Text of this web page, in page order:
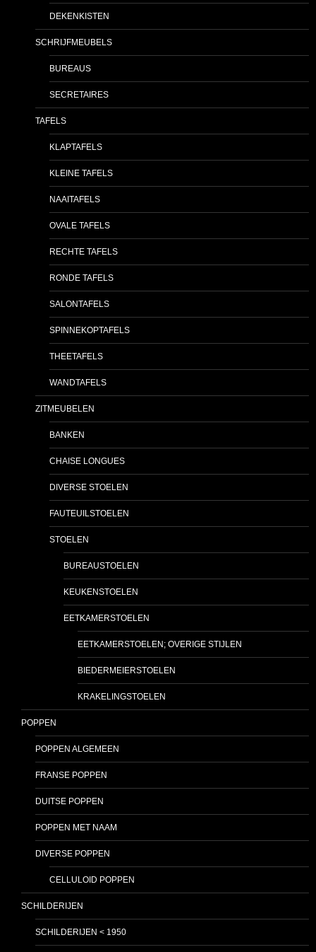
DEKENKISTEN
SCHRIJFMEUBELS
BUREAUS
SECRETAIRES
TAFELS
KLAPTAFELS
KLEINE TAFELS
NAAITAFELS
OVALE TAFELS
RECHTE TAFELS
RONDE TAFELS
SALONTAFELS
SPINNEKOPTAFELS
THEETAFELS
WANDTAFELS
ZITMEUBELEN
BANKEN
CHAISE LONGUES
DIVERSE STOELEN
FAUTEUILSTOELEN
STOELEN
BUREAUSTOELEN
KEUKENSTOELEN
EETKAMERSTOELEN
EETKAMERSTOELEN; OVERIGE STIJLEN
BIEDERMEIERSTOELEN
KRAKELINGSTOELEN
POPPEN
POPPEN ALGEMEEN
FRANSE POPPEN
DUITSE POPPEN
POPPEN MET NAAM
DIVERSE POPPEN
CELLULOID POPPEN
SCHILDERIJEN
SCHILDERIJEN < 1950